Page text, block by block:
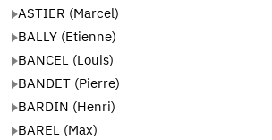
ASTIER (Marcel)
BALLY (Etienne)
BANCEL (Louis)
BANDET (Pierre)
BARDIN (Henri)
BAREL (Max)